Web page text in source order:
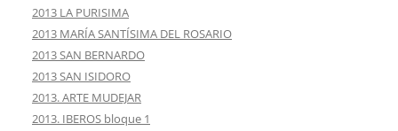
2013 LA PURISIMA
2013 MARÍA SANTÍSIMA DEL ROSARIO
2013 SAN BERNARDO
2013 SAN ISIDORO
2013. ARTE MUDEJAR
2013. IBEROS bloque 1